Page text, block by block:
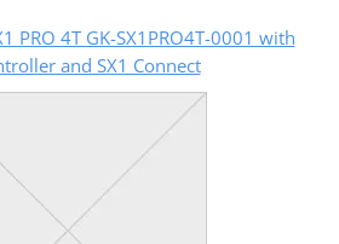
PRO 4T GK-SX1PRO4T-0001 with
and SX1 Connect